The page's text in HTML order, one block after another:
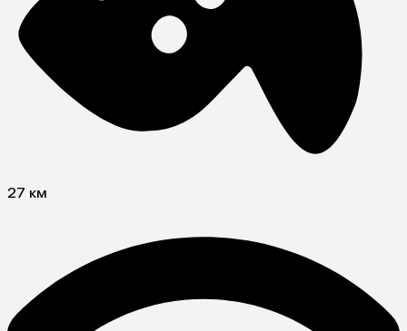
27 км